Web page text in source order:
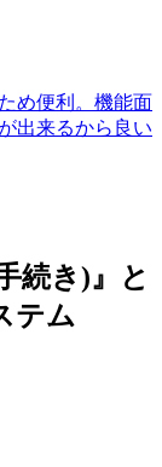
め便利。機能面
出来るから良い
続き)』と
テム